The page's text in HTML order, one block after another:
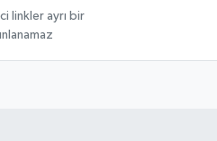
linkler ayrı bir